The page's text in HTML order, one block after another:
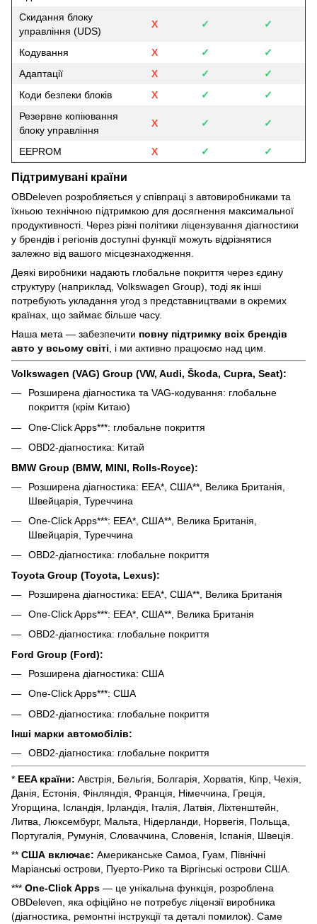
Скидання блоку
управління (UDS)
Х ✓ ✓
Кодування Х ✓
✓
Адаптації
Х ✓
✓
Коди безпеки блоків
Х ✓
✓
Резервне копіювання
блоку управління
Х ✓ ✓
EEPROM Х ✓ ✓
Підтримувані країни
OBDeleven розробляється у співпраці з автовиробниками та
їхньою технічною підтримкою для досягнення максимальної
продуктивності. Через різні політики ліцензування діагностики
у брендів і регіонів доступні функції можуть відрізнятися
залежно від вашого місцезнаходження.
Деякі виробники надають глобальне покриття через єдину
структуру (наприклад, Volkswagen Group), тоді як інші
потребують укладання угод з представництвами в окремих
країнах, що займає більше часу.
Наша мета — забезпечити повну підтримку всіх брендів
авто у всьому світі, і ми активно працюємо над цим.
Volkswagen (VAG) Group (VW, Audi, Škoda, Cupra, Seat):
Розширена діагностика та VAG-кодування: глобальне
покриття (крім Китаю)
One-Click Apps***: глобальне покриття
OBD2-діагностика: Китай
BMW Group (BMW, MINI, Rolls-Royce):
Розширена діагностика: EEA*, США**, Велика Британія,
Швейцарія, Туреччина
One-Click Apps***: EEA*, США**, Велика Британія,
Швейцарія, Туреччина
OBD2-діагностика: глобальне покриття
Toyota Group (Toyota, Lexus):
Розширена діагностика: EEA*, США**, Велика Британія
One-Click Apps***: EEA*, США**, Велика Британія
OBD2-діагностика: глобальне покриття
Ford Group (Ford):
Розширена діагностика: США
One-Click Apps***: США
OBD2-діагностика: глобальне покриття
Інші марки автомобілів:
OBD2-діагностика: глобальне покриття
* EEA країни: Австрія, Бельгія, Болгарія, Хорватія, Кіпр, Чехія,
Данія, Естонія, Фінляндія, Франція, Німеччина, Греція,
Угорщина, Ісландія, Ірландія, Італія, Латвія, Ліхтенштейн,
Литва, Люксембург, Мальта, Нідерланди, Норвегія, Польща,
Португалія, Румунія, Словаччина, Словенія, Іспанія, Швеція.
** США включає: Американське Самоа, Гуам, Північні
Маріанські острови, Пуерто-Рико та Віргінські острови США.
*** One-Click Apps — це унікальна функція, розроблена
OBDeleven, яка офіційно не потребує ліцензії виробника
(діагностика, ремонтні інструкції та деталі помилок). Саме